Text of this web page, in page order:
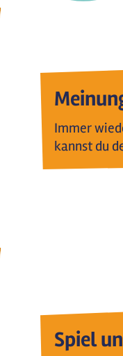
Immer
kannst du
Spiel